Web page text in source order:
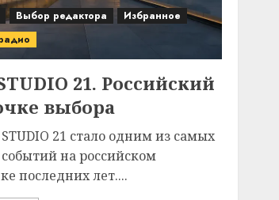
Выбор редактора
Избранное
21. Российский
выбора
21 стало одним из самых
на российском
последних лет....